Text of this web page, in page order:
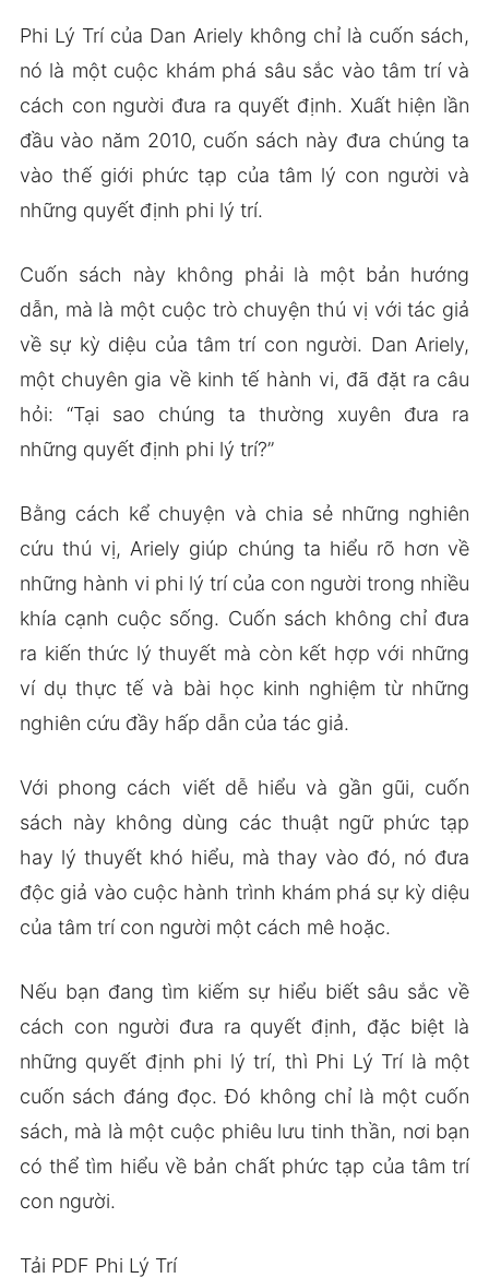
Phi Lý Trí của Dan Ariely không chỉ là cuốn sách,
nó là một cuộc khám phá sâu sắc vào tâm trí và
cách con người đưa ra quyết định. Xuất hiện lần
đầu vào năm 2010, cuốn sách này đưa chúng ta
vào thế giới phức tạp của tâm lý con người và
những quyết định phi lý trí.
Cuốn sách này không phải là một bản hướng
dẫn, mà là một cuộc trò chuyện thú vị với tác giả
về sự kỳ diệu của tâm trí con người. Dan Ariely,
một chuyên gia về kinh tế hành vi, đã đặt ra câu
hỏi: “Tại sao chúng ta thường xuyên đưa ra
những quyết định phi lý trí?”
Bằng cách kể chuyện và chia sẻ những nghiên
cứu thú vị, Ariely giúp chúng ta hiểu rõ hơn về
những hành vi phi lý trí của con người trong nhiều
khía cạnh cuộc sống. Cuốn sách không chỉ đưa
ra kiến thức lý thuyết mà còn kết hợp với những
ví dụ thực tế và bài học kinh nghiệm từ những
nghiên cứu đầy hấp dẫn của tác giả.
Với phong cách viết dễ hiểu và gần gũi, cuốn
sách này không dùng các thuật ngữ phức tạp
hay lý thuyết khó hiểu, mà thay vào đó, nó đưa
độc giả vào cuộc hành trình khám phá sự kỳ diệu
của tâm trí con người một cách mê hoặc.
Nếu bạn đang tìm kiếm sự hiểu biết sâu sắc về
cách con người đưa ra quyết định, đặc biệt là
những quyết định phi lý trí, thì Phi Lý Trí là một
cuốn sách đáng đọc. Đó không chỉ là một cuốn
sách, mà là một cuộc phiêu lưu tinh thần, nơi bạn
có thể tìm hiểu về bản chất phức tạp của tâm trí
con người.
Tải PDF Phi Lý Trí